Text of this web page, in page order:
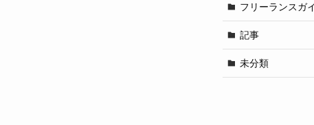
フリーランスガ
記事
未分類